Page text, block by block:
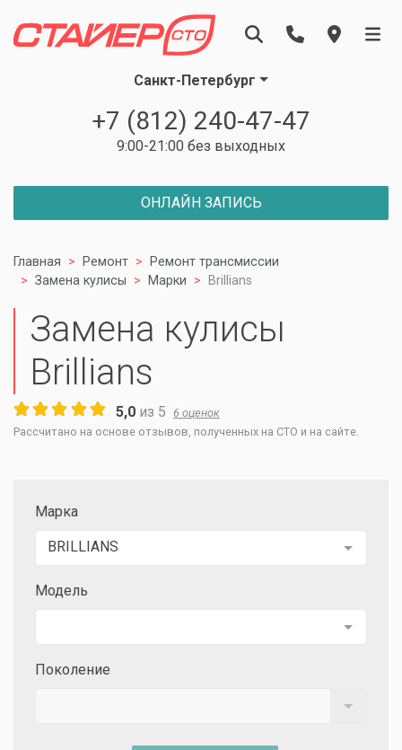
Санкт-Петербург
+7 (812) 240-47-47
9:00-21:00 без выходных
ОНЛАЙН ЗАПИСЬ
Главная Ремонт
Ремонт трансмиссии
Замена кулисы
Марки Brillians
Замена кулисы
Brillians
5,0 из 5 6 оценок
Рассчитано на основе отзывов, полученных на СТО и на сайте.
Марка
BRILLIANS
Модель
Поколение